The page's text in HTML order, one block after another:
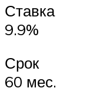
Ставка
9.9%
Срок
60 мес.